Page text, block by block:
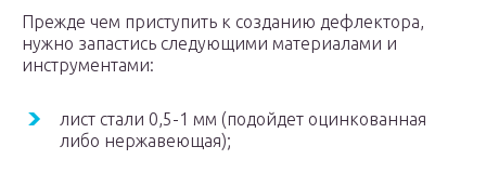
Прежде чем приступить к созданию дефлектора,
нужно запастись следующими материалами и
инструментами:
лист стали 0,5-1 мм (подойдет оцинкованная
либо нержавеющая);